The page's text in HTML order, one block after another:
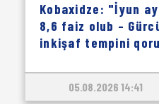
Kobaxidze: "İyun
8,6 faiz olub –
inkişaf tempini
05.08.2026 14:41